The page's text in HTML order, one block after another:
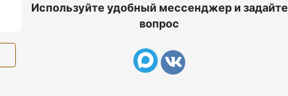
Используйте удобный мессенджер и задайте
вопрос